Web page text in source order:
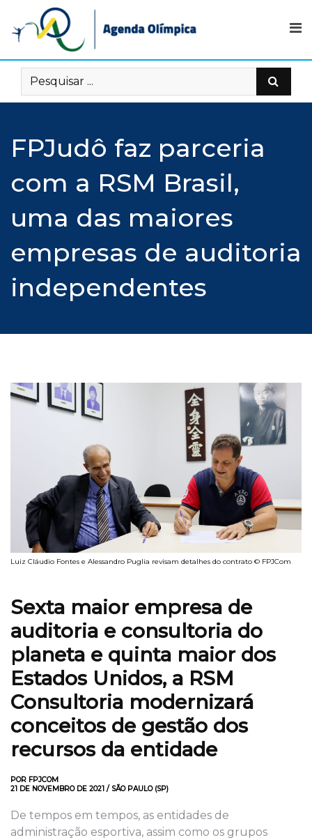
content
FPJudô faz parceria
com a RSM Brasil,
uma das maiores
empresas de auditoria
independentes
Luiz Cláudio Fontes e Alessandro Puglia revisam detalhes do contrato © FPJCom
Sexta maior empresa de
auditoria e consultoria do
planeta e quinta maior dos
Estados Unidos, a RSM
Consultoria modernizará
conceitos de gestão dos
recursos da entidade
POR FPJCOM
21 DE NOVEMBRO DE 2021 / SÃO PAULO (SP)
De tempos em tempos, as entidades de
administração esportiva, assim como os grupos